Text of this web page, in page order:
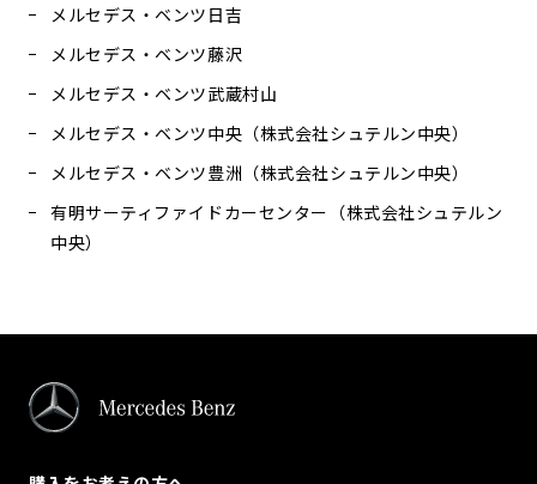
メルセデス・ベンツ日吉
メルセデス・ベンツ藤沢
メルセデス・ベンツ武蔵村山
メルセデス・ベンツ中央（株式会社シュテルン中央）
メルセデス・ベンツ豊洲（株式会社シュテルン中央）
有明サーティファイドカーセンター（株式会社シュテルン
中央）